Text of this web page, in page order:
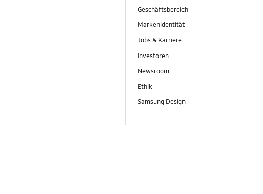
Geschäftsbereich
Markenidentität
Jobs & Karriere
Investoren
Newsroom
Ethik
Samsung Design